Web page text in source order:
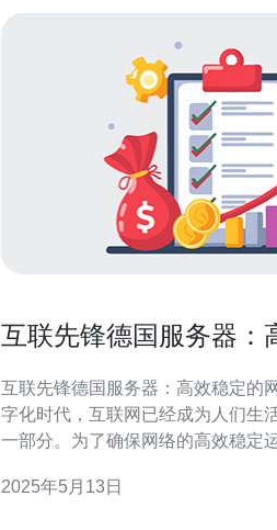
互联先锋德国服务器：
互联先锋德国服务器：高效稳定的网络解
字化时代，互联网已经成为人们生
一部分。为了确保网络的高效稳定
一直以其优质的服务和高度稳定的
2025年5月13日